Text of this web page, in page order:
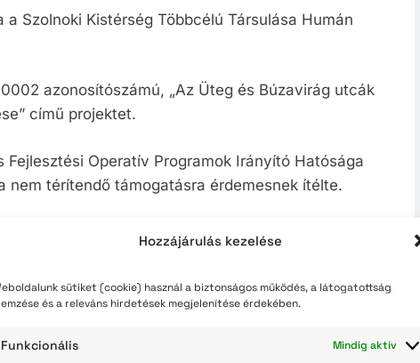
Hozzájárulás kezelése
sütiket (cookie) használ a biztonságos működés, a látogatottság
és a releváns hirdetések megjelenítése érdekében.
Funkcionális Mindig aktív
Szolnoki Kistérség Többcélú Társulása Humán
azonosítószámú, „Az Üteg és Búzavirág utcák
című projektet.
Operatív Programok Irányító Hatósága
térítendő támogatásra érdemesnek ítélte.
élők számára társadalmi
meg.